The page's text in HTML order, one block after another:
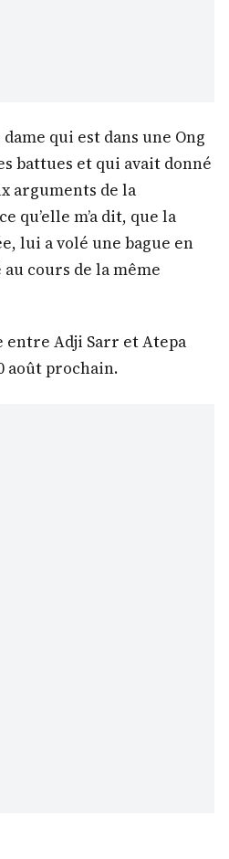
dame qui est dans une Ong
battues et qui avait donné
arguments de la
qu’elle m’a dit, que la
lui a volé une bague en
cours de la même
entre Adji Sarr et Atepa
août prochain.